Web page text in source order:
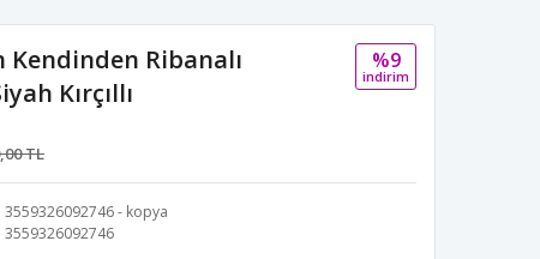
Kendinden Ribanalı
Kırçıllı
TL
%9
i̇ndi̇ri̇m
3559326092746 - kopya
3559326092746